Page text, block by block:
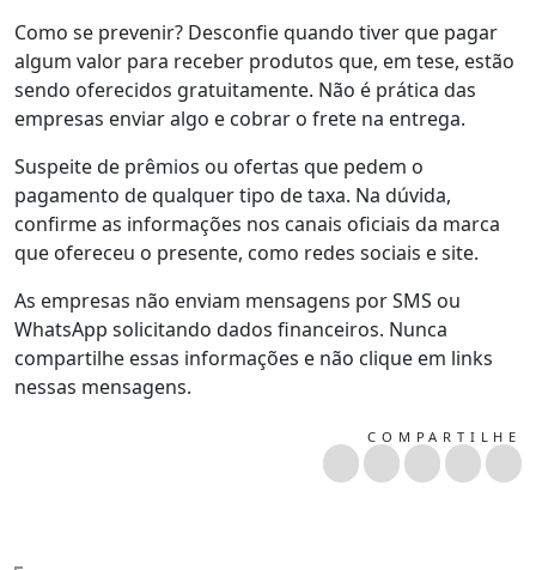
Como se prevenir? Desconfie quando tiver que pagar
algum valor para receber produtos que, em tese, estão
sendo oferecidos gratuitamente. Não é prática das
empresas enviar algo e cobrar o frete na entrega.
Suspeite de prêmios ou ofertas que pedem o
pagamento de qualquer tipo de taxa. Na dúvida,
confirme as informações nos canais oficiais da marca
que ofereceu o presente, como redes sociais e site.
As empresas não enviam mensagens por SMS ou
WhatsApp solicitando dados financeiros. Nunca
compartilhe essas informações e não clique em links
nessas mensagens.
COMPARTILHE